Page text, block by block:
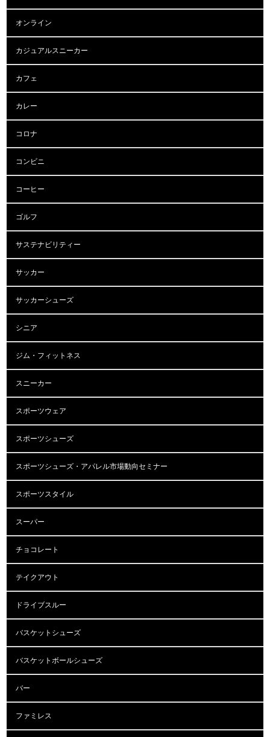
オンライン
カジュアルスニーカー
カフェ
カレー
コロナ
コンビニ
コーヒー
ゴルフ
サステナビリティー
サッカー
サッカーシューズ
シニア
ジム・フィットネス
スニーカー
スポーツウェア
スポーツシューズ
スポーツシューズ・アパレル市場動向セミナー
スポーツスタイル
スーパー
チョコレート
テイクアウト
ドライブスルー
バスケットシューズ
バスケットボールシューズ
バー
ファミレス